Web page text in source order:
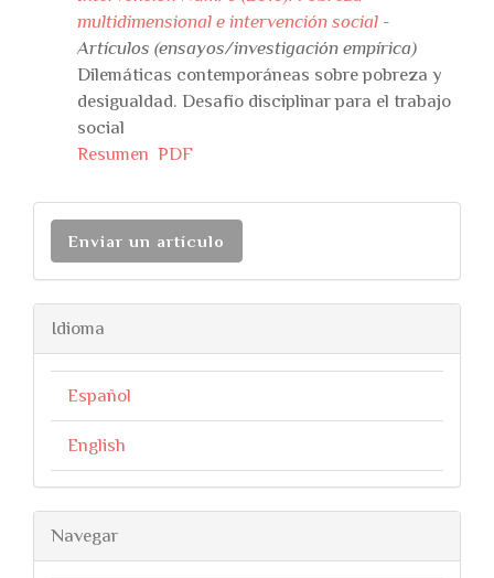
multidimensional e intervención social -
Artículos (ensayos/investigación empírica)
Dilemáticas contemporáneas sobre pobreza y
desigualdad. Desafío disciplinar para el trabajo
social
Resumen PDF
Enviar un artículo
Idioma
Español
English
Navegar